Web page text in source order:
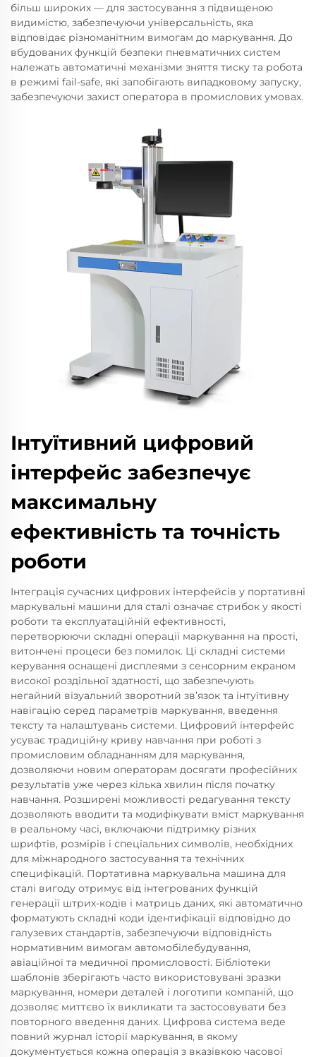
більш широких — для застосування з підвищеною
видимістю, забезпечуючи універсальність, яка
відповідає різноманітним вимогам до маркування. До
вбудованих функцій безпеки пневматичних систем
належать автоматичні механізми зняття тиску та робота
в режимі fail-safe, які запобігають випадковому запуску,
забезпечуючи захист оператора в промислових умовах.
Інтуїтивний цифровий
інтерфейс забезпечує
максимальну
ефективність та точність
роботи
Інтеграція сучасних цифрових інтерфейсів у портативні
маркувальні машини для сталі означає стрибок у якості
роботи та експлуатаційній ефективності,
перетворюючи складні операції маркування на прості,
витончені процеси без помилок. Ці складні системи
керування оснащені дисплеями з сенсорним екраном
високої роздільної здатності, що забезпечують
негайний візуальний зворотний зв’язок та інтуїтивну
навігацію серед параметрів маркування, введення
тексту та налаштувань системи. Цифровий інтерфейс
усуває традиційну криву навчання при роботі з
промисловим обладнанням для маркування,
дозволяючи новим операторам досягати професійних
результатів уже через кілька хвилин після початку
навчання. Розширені можливості редагування тексту
дозволяють вводити та модифікувати вміст маркування
в реальному часі, включаючи підтримку різних
шрифтів, розмірів і спеціальних символів, необхідних
для міжнародного застосування та технічних
специфікацій. Портативна маркувальна машина для
сталі вигоду отримує від інтегрованих функцій
генерації штрих-кодів і матриць даних, які автоматично
форматують складні коди ідентифікації відповідно до
галузевих стандартів, забезпечуючи відповідність
нормативним вимогам автомобілебудування,
авіаційної та медичної промисловості. Бібліотеки
шаблонів зберігають часто використовувані зразки
маркування, номери деталей і логотипи компаній, що
дозволяє миттєво їх викликати та застосовувати без
повторного введення даних. Цифрова система веде
повний журнал історії маркування, в якому
документується кожна операція з вказівкою часової